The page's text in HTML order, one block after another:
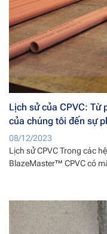
Lịch sử của CPVC:
của chúng tôi đến sự
08/12/2023
Lịch sử CPVC Trong các
BlazeMaster™ CPVC có